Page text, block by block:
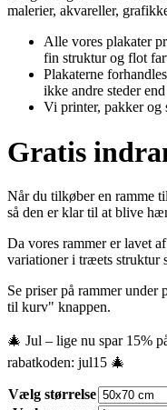
malerier, akvareller,
Alle vores plakater
fin struktur og flot
Plakaterne
ikke andre steder
Vi printer, pakker og
Gratis
Når du tilkøber en ramme
så den er klar til at blive
Da vores rammer er lavet
variationer i træets struktur
Se priser på rammer
til kurv" knappen.
🎄 Jul – lige nu spar 15%
rabatkoden: jul15 🎄
Vælg størrelse